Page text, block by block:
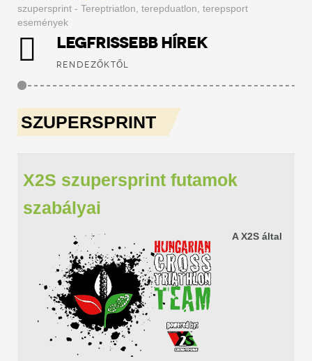
szupersprint - Tereptriatlon, terepduatlon, terepsport
események
LEGFRISSEBB HÍREK
RENDEZŐKTŐL
SZUPERSPRINT
X2S szupersprint futamok
szabályai
A X2S által